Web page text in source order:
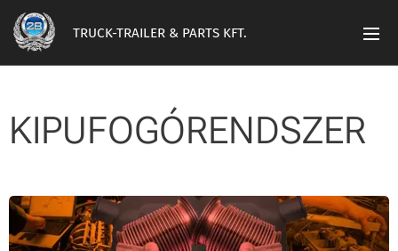
TRUCK-TRAILER & PARTS KFT.
KIPUFOGÓRENDSZER